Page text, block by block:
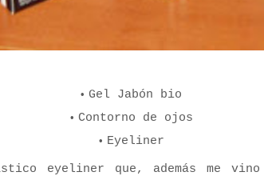
Gel Jabón bio
Contorno de ojos
Eyeliner
eyeliner que, además me